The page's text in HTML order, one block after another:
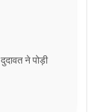
ने पोड़ी